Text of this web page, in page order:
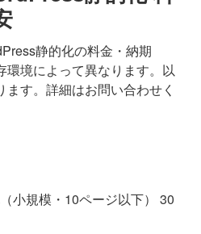
静的化の料金・納期
環境によって異なります。以
す。詳細はお問い合わせく
小規模・10ページ以下） 30